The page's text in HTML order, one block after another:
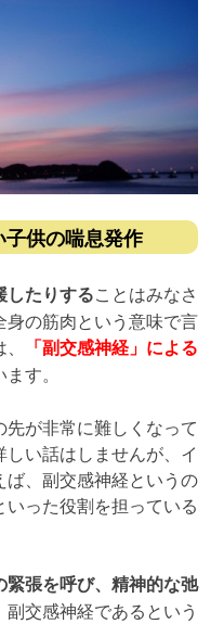
供の喘息発作
したりすることはみなさ
身の筋肉という意味で言
「副交感神経」による
す。
が非常に難しくなって
い話はしませんが、イ
ば、副交感神経というの
った役割を担っている
張を呼び、精神的な弛
副交感神経であるという